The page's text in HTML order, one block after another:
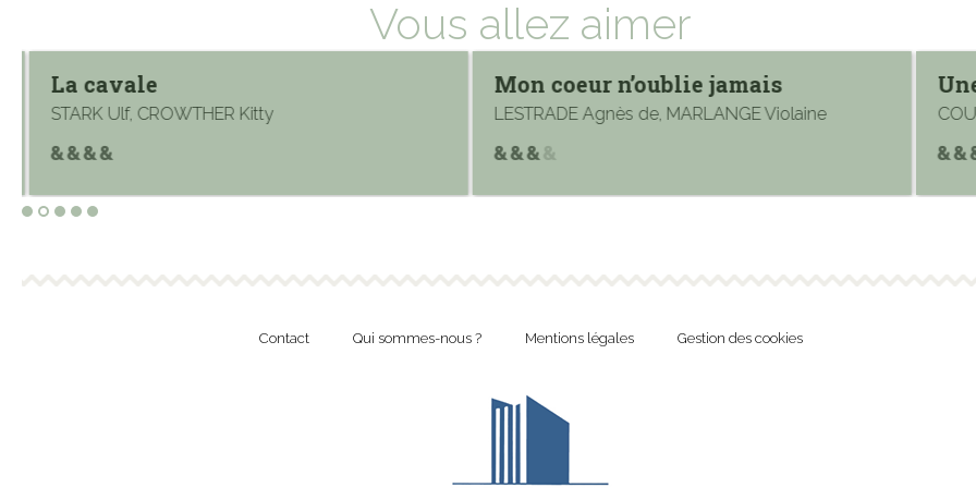
Vous allez aimer
La cavale
STARK Ulf, CROWTHER Kitty
Mon coeur n’oublie jamais
LESTRADE Agnès de, MARLANGE Violaine
Contact Qui sommes-nous ? Mentions légales Gestion des cookies